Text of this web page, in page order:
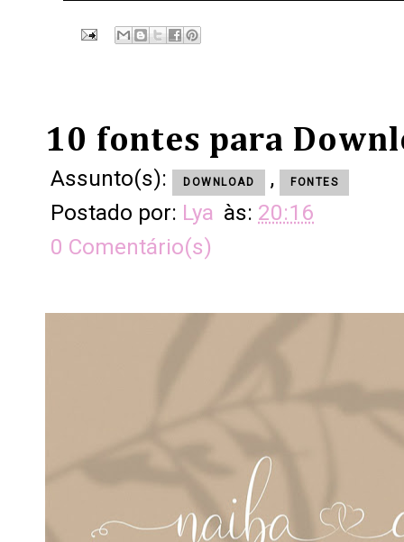
10 fontes para
Assunto(s): DOWNLOAD , FONTES
Postado por: Lya às: 20:16
0 Comentário(s)